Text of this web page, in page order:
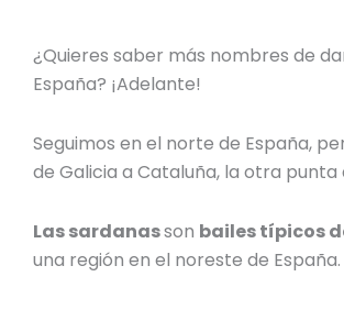
¿Quieres saber más nombres de
España? ¡Adelante!
Seguimos en el norte de España,
de Galicia a Cataluña, la otra punta
Las sardanasson bailes típicos
una región en el noreste de España.